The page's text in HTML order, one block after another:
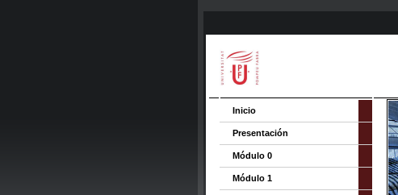
Inicio
Presentación
Módulo 0
Módulo 1